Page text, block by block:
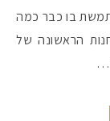
בו כבר כמה
הראשונה של